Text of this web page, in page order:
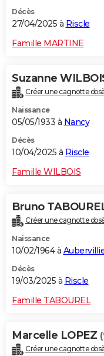
Décès
27/04/2025 à Riscle
Famille MARTINE
Suzanne
Créer une cagnotte
Naissance
05/05/1933 à Nancy
Décès
10/04/2025 à Riscle
Famille WILBOIS
Bruno
Créer une cagnotte
Naissance
10/02/1964 à
Décès
19/03/2025 à Riscle
Famille TABOUREL
Marcelle LOPEZ
Créer une cagnotte